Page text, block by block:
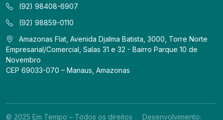
(92) 98408-6907
(92) 98859-0110
Amazonas Flat, Avenida Djalma Batista, 3000, Torre Norte
Empresarial/Comercial, Salas 31 e 32 - Bairro Parque 10 de
Novembro
CEP 69033-070 – Manaus, Amazonas
© 2025 Em Tempo – Todos os direitos Desenvolvimento: